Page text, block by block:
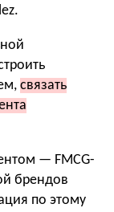
связать
— FMCG-
брендов
по этому